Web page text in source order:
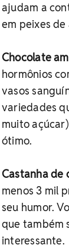
ajudam a
em peixes
Chocolate
hormônios
vasos
variedades
muito
ótimo.
Castanha de
menos 3 mil
seu humor.
que também
interessante.